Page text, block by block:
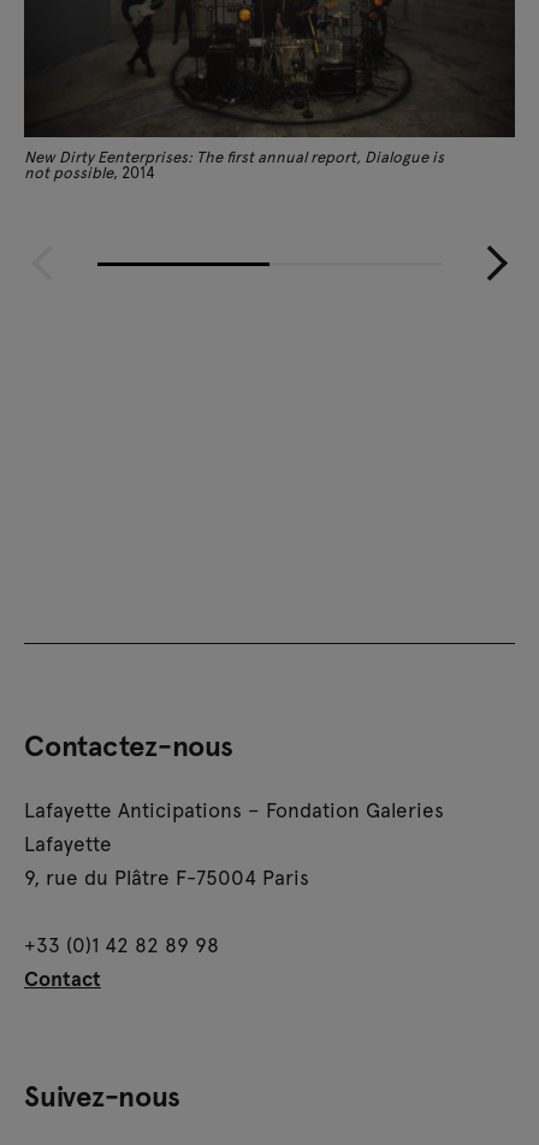
New Dirty Eenterprises: The first annual report, Dialogue is
not possible, 2014
Contactez-nous
Lafayette Anticipations – Fondation Galeries
Lafayette
9, rue du Plâtre F-75004 Paris
+33 (0)1 42 82 89 98
Contact
Suivez-nous